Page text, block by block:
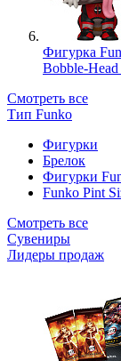
Фигурка
Bobble-
Смотреть все
Тип Funko
Фигурки
Брелок
Фигурки
Funko Pint
Смотреть все
Сувениры
Лидеры продаж